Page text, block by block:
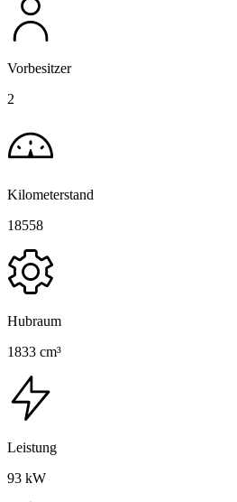
Vorbesitzer
2
Kilometerstand
18558
Hubraum
1833 cm³
Leistung
93 kW